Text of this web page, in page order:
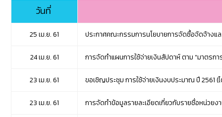
วันที่
25 เม.ย. 61 ประกาศคณะกรรมการนโยบายการจัดซื้อจัดจ้าง
24 เม.ย. 61 การจัดทำแผนการใช้จ่ายเงินสัปดาห์ ตาม "มาตร
23 เม.ย. 61 ขอเชิญประชุม การใช้จ่ายเงินงบประมาณ ปี 2561 (
23 เม.ย. 61 การจัดทำข้อมูลรายละเอียดเกี่ยวกับรายชื่อหน่วย